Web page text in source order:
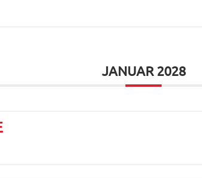
JANUAR 2028